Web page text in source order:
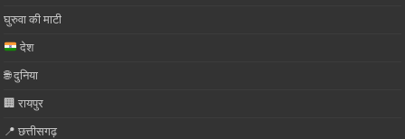
घुरुवा की माटी
देश
🌐 दुनिया
🏢 रायपुर
📍 छत्तीसगढ़